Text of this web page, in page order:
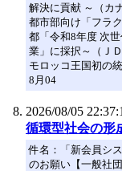
解決に貢献 ～（カ
都市部向け「フラ
都「令和8年度 次
業」に採択～（Ｊ
モロッコ王国初の
8月04
2026/08/05
循環型社会の形
件名：「新会員シ
のお願い【一般社